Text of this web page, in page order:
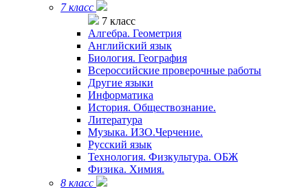
7 класс
7 класс
Алгебра. Геометрия
Английский язык
Биология. География
Всероссийские проверочные работы
Другие языки
Информатика
История. Обществознание.
Литература
Музыка. ИЗО.Черчение.
Русский язык
Технология. Физкультура. ОБЖ
Физика. Химия.
8 класс